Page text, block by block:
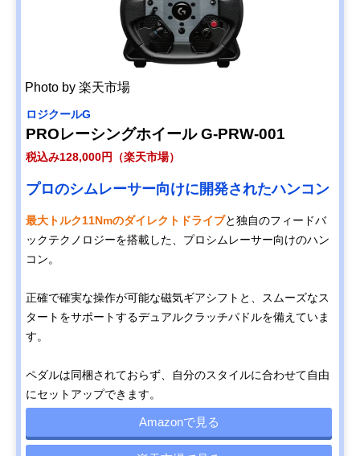
Photo by 楽天市場
ロジクールG
PROレーシングホイール G-PRW-001
税込み128,000円（楽天市場）
プロのシムレーサー向けに開発されたハンコン
最大トルク11Nmのダイレクトドライブと独自のフィードバ
ックテクノロジーを搭載した、プロシムレーサー向けのハン
コン。
正確で確実な操作が可能な磁気ギアシフトと、スムーズなス
タートをサポートするデュアルクラッチパドルを備えていま
す。
ペダルは同梱されておらず、自分のスタイルに合わせて自由
にセットアップできます。
Amazonで見る